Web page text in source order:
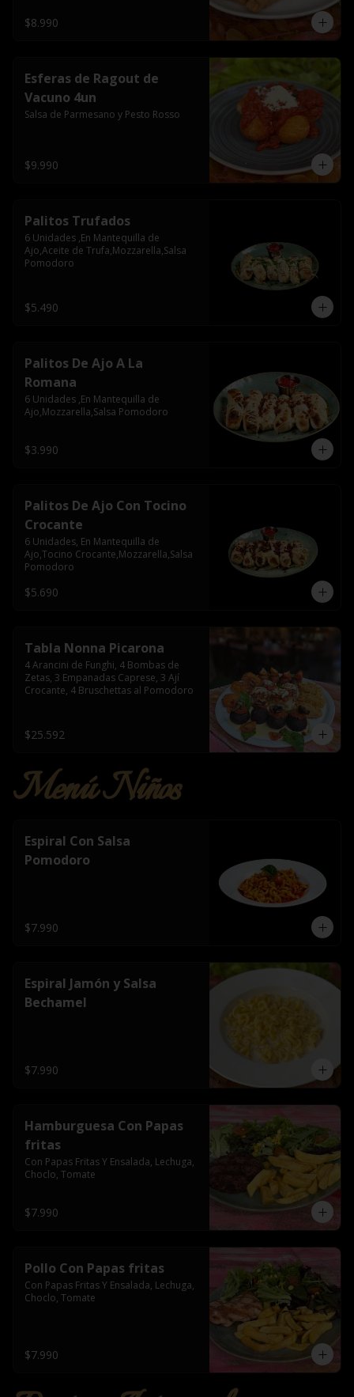
$8.990
Esferas de Ragout de
Vacuno 4un
Salsa de Parmesano y Pesto Rosso
$9.990
Palitos Trufados
6 Unidades ,En Mantequilla de
Ajo,Aceite de Trufa,Mozzarella,Salsa
Pomodoro
$5.490
Palitos De Ajo A La
Romana
6 Unidades ,En Mantequilla de
Ajo,Mozzarella,Salsa Pomodoro
$3.990
Palitos De Ajo Con Tocino
Crocante
6 Unidades, En Mantequilla de
Ajo,Tocino Crocante,Mozzarella,Salsa
Pomodoro
$5.690
Tabla Nonna Picarona
4 Arancini de Funghi, 4 Bombas de
Zetas, 3 Empanadas Caprese, 3 Ají
Crocante, 4 Bruschettas al Pomodoro
$25.592
Menú Niños
Espiral Con Salsa
Pomodoro
$7.990
Espiral Jamón y Salsa
Bechamel
$7.990
Hamburguesa Con Papas
fritas
Con Papas Fritas Y Ensalada, Lechuga,
Choclo, Tomate
$7.990
Pollo Con Papas fritas
Con Papas Fritas Y Ensalada, Lechuga,
Choclo, Tomate
$7.990